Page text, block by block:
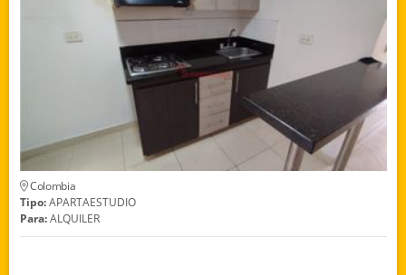
Colombia
Tipo:APARTAESTUDIO
Para:ALQUILER